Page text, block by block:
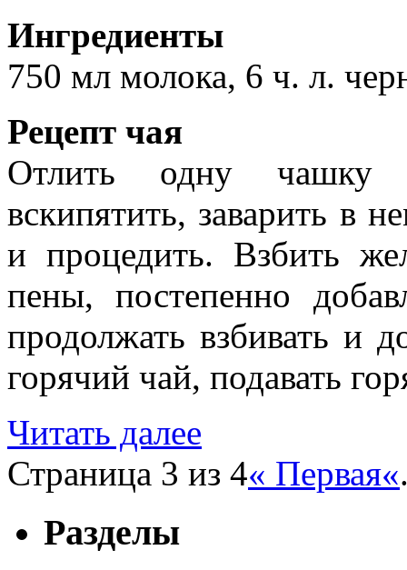
Ингредиенты
750 мл молока, 6 ч. л.
Рецепт чая
Отлить одну чашку
вскипятить, заварить в
и процедить. Взбить
пены, постепенно
продолжать взбивать и
горячий чай, подавать
Читать далее
Страница 3 из 4« Первая«
Разделы